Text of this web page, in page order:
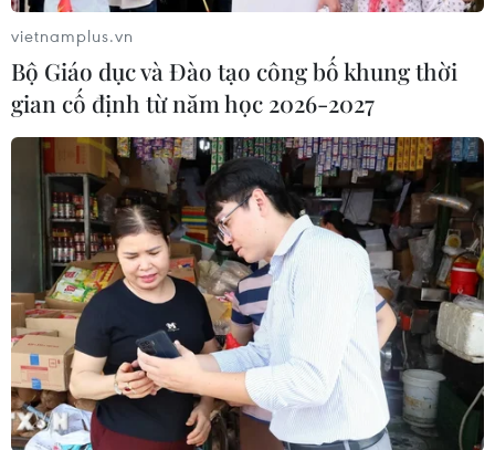
24 năm tù cho 2 vợ chồng tổ
chức “bay lắc” tại Hà Nội
06/08/2026 03:46
Khởi tố thêm 6 đối tượng vụ lập
khống hồ sơ bảo hiểm y tế ở Đắk Lắk
05/08/2026 14:55
Vận chuyển quá cảnh hàng giả và
xâm phạm sở hữu trí tuệ diễn biến
phức tạp
05/08/2026 13:44
vietnamplus.vn
Bộ Giáo dục và Đào tạo công bố khung thời
gian cố định từ năm học 2026-2027